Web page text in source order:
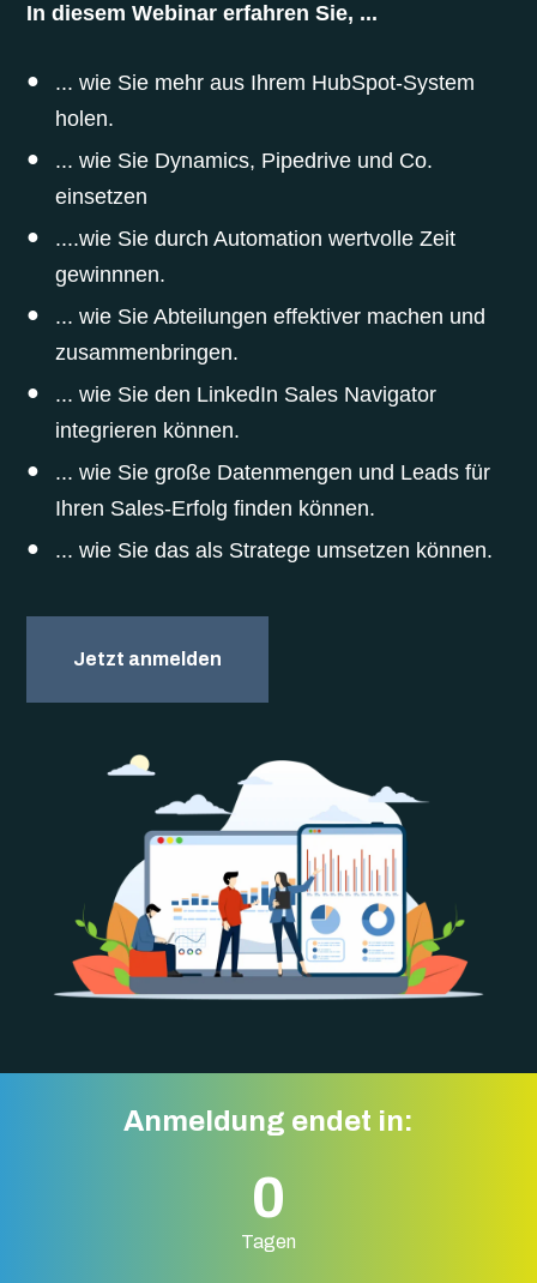
In diesem Webinar erfahren Sie, ...
... wie Sie mehr aus Ihrem HubSpot-System
holen.
... wie Sie Dynamics, Pipedrive und Co.
einsetzen
....wie Sie durch Automation wertvolle Zeit
gewinnnen.
... wie Sie Abteilungen effektiver machen und
zusammenbringen.
... wie Sie den LinkedIn Sales Navigator
integrieren können.
... wie Sie große Datenmengen und Leads für
Ihren Sales-Erfolg finden können.
... wie Sie das als Stratege umsetzen können.
Jetzt anmelden
Anmeldung endet in:
0
Tagen